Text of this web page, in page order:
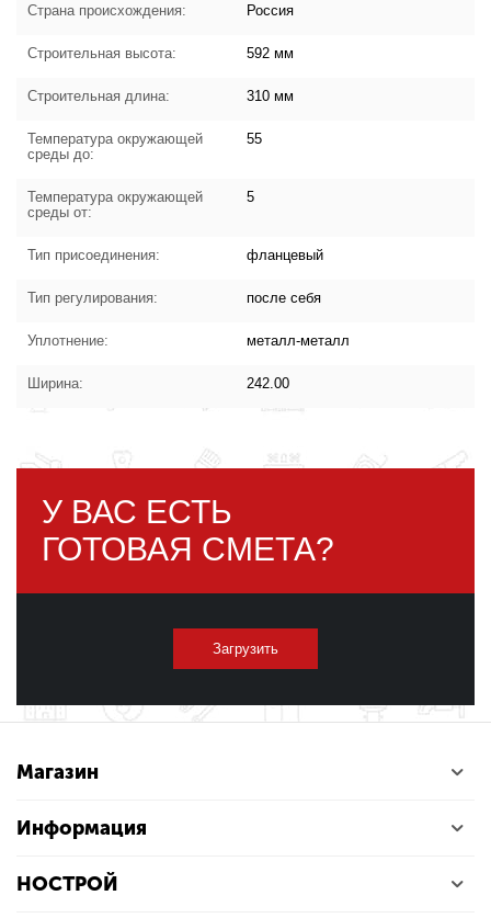
Страна происхождения: Россия
Строительная высота: 592 мм
Строительная длина: 310 мм
Температура окружающей
среды до:
55
Температура окружающей
среды от:
5
Тип присоединения: фланцевый
Тип регулирования: после себя
Уплотнение: металл-металл
Ширина: 242.00
У ВАС ЕСТЬ
ГОТОВАЯ СМЕТА?
Загрузить
Магазин
Информация
НОСТРОЙ